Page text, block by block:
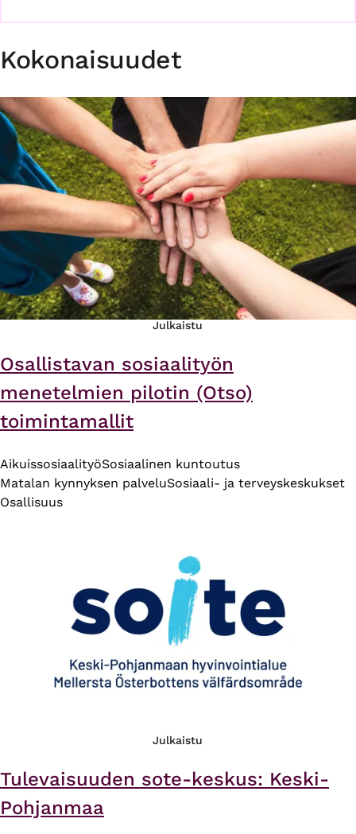
Kokonaisuudet
Julkaistu
Osallistavan sosiaalityön
menetelmien pilotin (Otso)
toimintamallit
AikuissosiaalityöSosiaalinen kuntoutus
Matalan kynnyksen palveluSosiaali- ja terveyskeskukset
Osallisuus
Julkaistu
Tulevaisuuden sote-keskus: Keski-
Pohjanmaa